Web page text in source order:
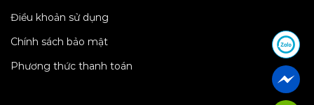
Điều khoản sử dụng
Chính sách bảo mật
Phương thức thanh toán